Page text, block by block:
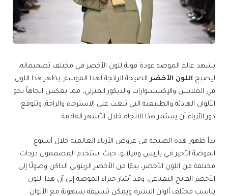
يشهد عالم الموضة عودة قوية للون الأخضر في مختلف تصميماته،
ليصبح اللون الأخضرالصيحة الرائجة لهذا الموسم. يظهر هذا اللون
في الملابس والإكسسوارات والديكور المنزلي، مما يعكس اتجاهاً نحو
الألوان الهادئة والطبيعية التي تبعث على الاسترخاء والراحة. وتتوقع
دور الأزياء أن يستمر هذا الاتجاه خلال الأشهر القادمة.
بدأ ظهور هذه الصيحة في عروض الأزياء العالمية خلال أسبوع
الموضة الأخير في باريس وميلانو، حيث استخدم المصممون درجات
مختلفة من اللون الأخضر، بدءًا من الأخضر الزيتوني الداكن وصولًا إلى
الأخضر الفاتح النعناعي. وقد أشار خبراء الموضة إلى أن هذا اللون
يناسب مختلف ألوان البشرة ويمكن تنسيقه بسهولة مع الألوان